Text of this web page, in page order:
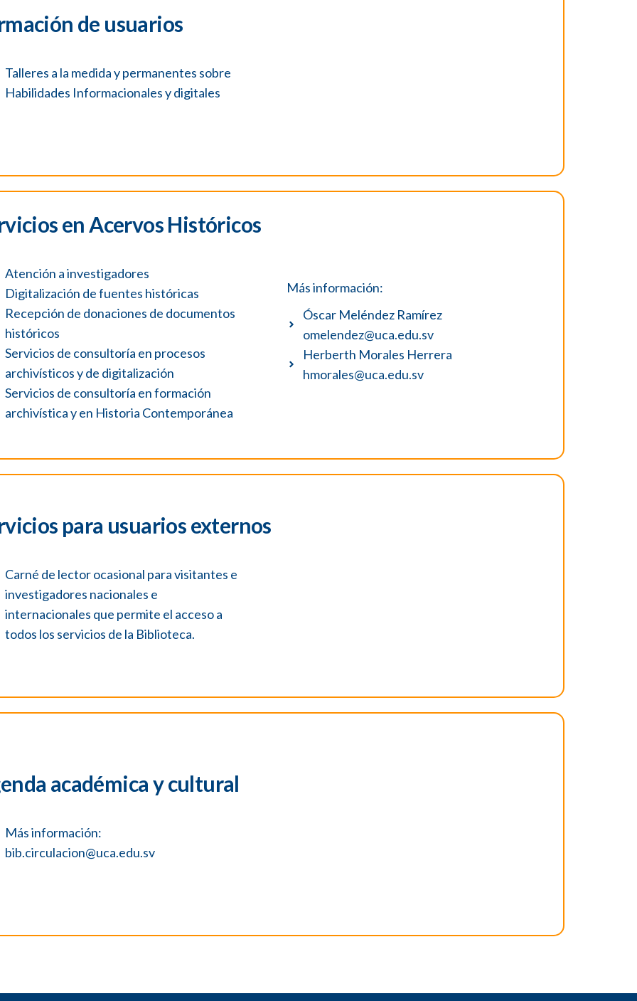
de usuarios
Talleres a la medida y permanentes sobre
Habilidades Informacionales y digitales
en Acervos Históricos
Atención a investigadores
Digitalización de fuentes históricas
Recepción de donaciones de documentos
históricos
Servicios de consultoría en procesos
archivísticos y de digitalización
Servicios de consultoría en formación
archivística y en Historia Contemporánea
Más información:
Óscar Meléndez Ramírez
omelendez@uca.edu.sv
Herberth Morales Herrera
hmorales@uca.edu.sv
para usuarios externos
Carné de lector ocasional para visitantes e
investigadores nacionales e
internacionales que permite el acceso a
todos los servicios de la Biblioteca.
académica y cultural
Más información:
bib.circulacion@uca.edu.sv